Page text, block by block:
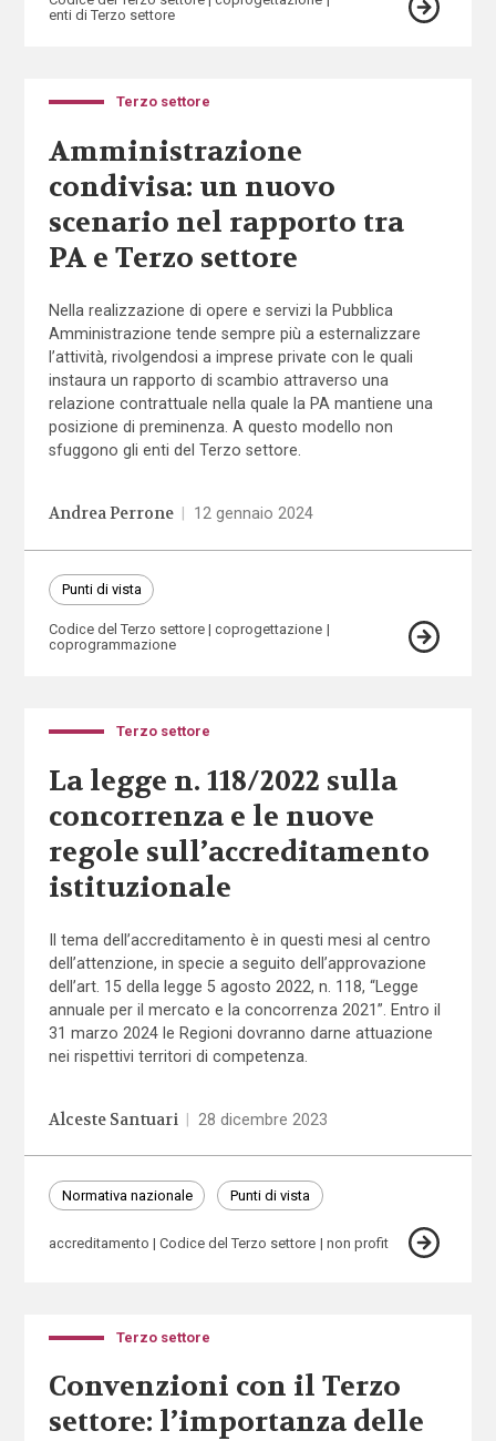
enti di Terzo settore
Terzo settore
Amministrazione
condivisa: un nuovo
scenario nel rapporto tra
PA e Terzo settore
Nella realizzazione di opere e servizi la Pubblica
Amministrazione tende sempre più a esternalizzare
l’attività, rivolgendosi a imprese private con le quali
instaura un rapporto di scambio attraverso una
relazione contrattuale nella quale la PA mantiene una
posizione di preminenza. A questo modello non
sfuggono gli enti del Terzo settore.
Andrea Perrone 12 gennaio 2024
Punti di vista
Codice del Terzo settore
coprogettazione
coprogrammazione
Terzo settore
La legge n. 118/2022 sulla
concorrenza e le nuove
regole sull’accreditamento
istituzionale
Il tema dell’accreditamento è in questi mesi al centro
dell’attenzione, in specie a seguito dell’approvazione
dell’art. 15 della legge 5 agosto 2022, n. 118, “Legge
annuale per il mercato e la concorrenza 2021”. Entro il
31 marzo 2024 le Regioni dovranno darne attuazione
nei rispettivi territori di competenza.
Alceste Santuari 28 dicembre 2023
Normativa nazionale Punti di vista
accreditamento Codice del Terzo settore non profit
Terzo settore
Convenzioni con il Terzo
settore: l’importanza delle